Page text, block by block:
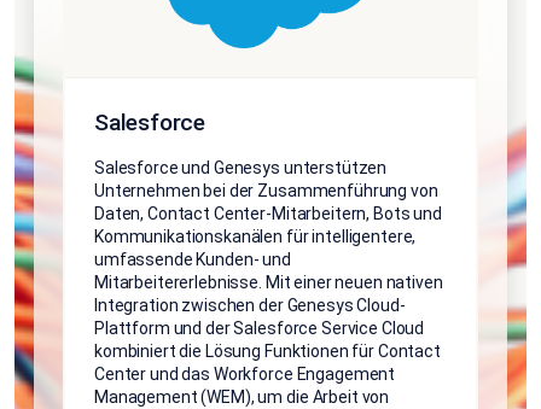
Salesforce
Salesforce und Genesys unterstützen
Unternehmen bei der Zusammenführung von
Daten, Contact Center-Mitarbeitern, Bots und
Kommunikationskanälen für intelligentere,
umfassende Kunden- und
Mitarbeitererlebnisse. Mit einer neuen nativen
Integration zwischen der Genesys Cloud-
Plattform und der Salesforce Service Cloud
kombiniert die Lösung Funktionen für Contact
Center und das Workforce Engagement
Management (WEM), um die Arbeit von